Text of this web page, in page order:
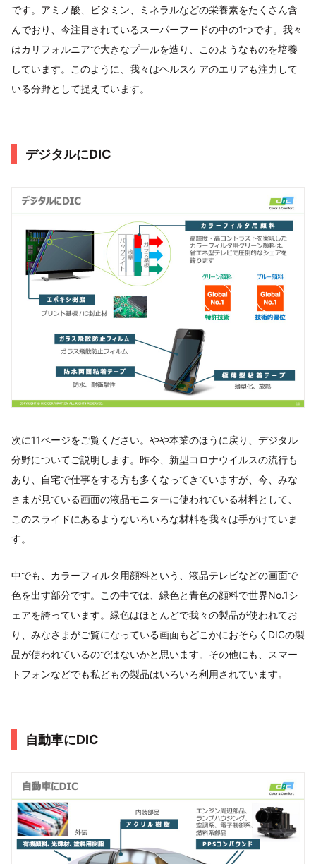
です。アミノ酸、ビタミン、ミネラルなどの栄養素をたくさん含
んでおり、今注目されているスーパーフードの中の1つです。我々
はカリフォルニアで大きなプールを造り、このようなものを培養
しています。このように、我々はヘルスケアのエリアも注力して
いる分野として捉えています。
デジタルにDIC
次に11ページをご覧ください。やや本業のほうに戻り、デジタル
分野についてご説明します。昨今、新型コロナウイルスの流行も
あり、自宅で仕事をする方も多くなってきていますが、今、みな
さまが見ている画面の液晶モニターに使われている材料として、
このスライドにあるようないろいろな材料を我々は手がけていま
す。
中でも、カラーフィルタ用顔料という、液晶テレビなどの画面で
色を出す部分です。この中では、緑色と青色の顔料で世界No.1シ
ェアを誇っています。緑色はほとんどで我々の製品が使われてお
り、みなさまがご覧になっている画面もどこかにおそらくDICの製
品が使われているのではないかと思います。その他にも、スマー
トフォンなどでも私どもの製品はいろいろ利用されています。
自動車にDIC